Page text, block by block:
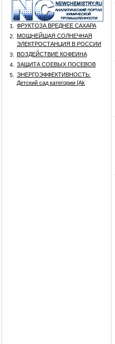
1.
ФРУКТОЗА ВРЕДНЕЕ САХАРА
2.
МОЩНЕЙШАЯ СОЛНЕЧНАЯ
ЭЛЕКТРОСТАНЦИЯ В РОССИИ
3.
ВОЗДЕЙСТВИЕ КОФЕИНА
4.
ЗАЩИТА СОЕВЫХ ПОСЕВОВ
5.
ЭНЕРГОЭФФЕКТИВНОСТЬ:
Детский сад категории [Аk